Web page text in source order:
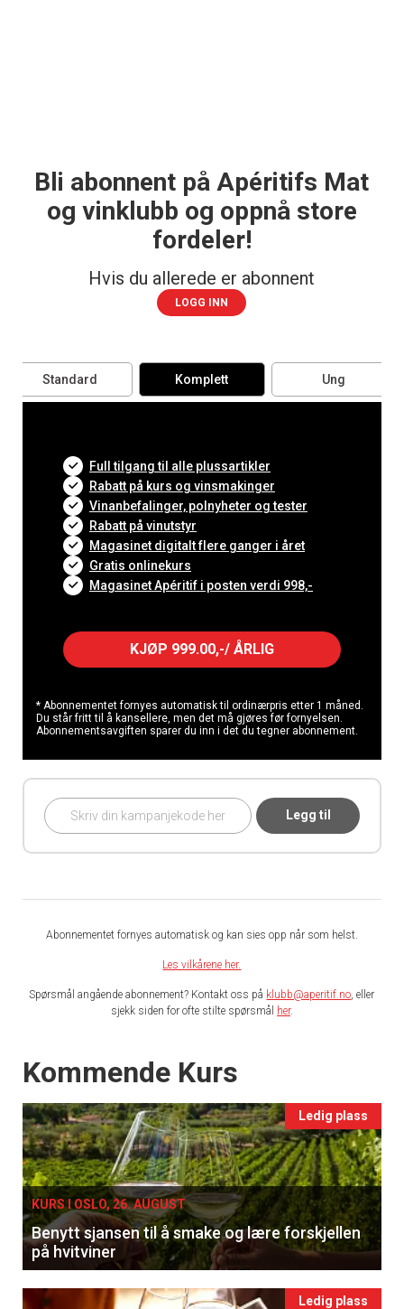
Bli abonnent på Apéritifs Mat
og vinklubb og oppnå store
fordeler!
Hvis du allerede er abonnent
LOGG INN
Standard Komplett Ung
Full tilgang til alle plussartikler
Rabatt på kurs og vinsmakinger
Vinanbefalinger, polnyheter og tester
Rabatt på vinutstyr
Magasinet digitalt flere ganger i året
Gratis onlinekurs
Magasinet Apéritif i posten verdi 998,-
KJØP 999.00,-/ ÅRLIG
* Abonnementet fornyes automatisk til ordinærpris etter 1 måned.
Du står fritt til å kansellere, men det må gjøres før fornyelsen.
Abonnementsavgiften sparer du inn i det du tegner abonnement.
Legg til
Abonnementet fornyes automatisk og kan sies opp når som helst.
Les vilkårene her.
Spørsmål angående abonnement? Kontakt oss på klubb@aperitif.no, eller
sjekk siden for ofte stilte spørsmål her.
Events
Kommende Kurs
Ledig plass
KURS I OSLO, 26. AUGUST
Benytt sjansen til å smake og lære forskjellen
på hvitviner
Ledig plass